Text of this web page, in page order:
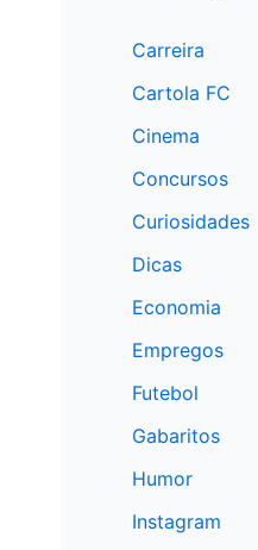
Carreira
Cartola FC
Cinema
Concursos
Curiosidades
Dicas
Economia
Empregos
Futebol
Gabaritos
Humor
Instagram